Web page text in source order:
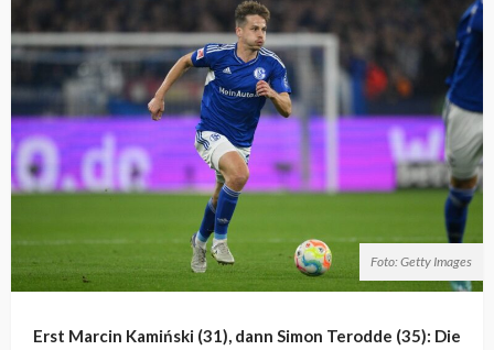
Foto: Getty Images
Erst Marcin Kamiński (31), dann Simon Terodde (35): Die